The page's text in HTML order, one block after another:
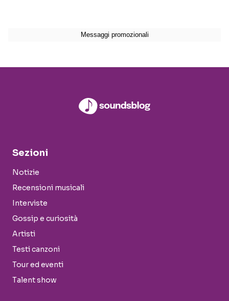
Sezioni
Notizie
Recensioni musicali
Interviste
Gossip e curiosità
Artisti
Testi canzoni
Tour ed eventi
Talent show